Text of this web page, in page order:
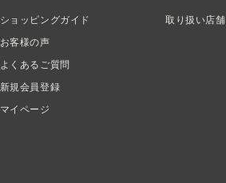
ショッピングガイド
お客様の声
よくあるご質問
新規会員登録
マイページ
取り扱い店舗